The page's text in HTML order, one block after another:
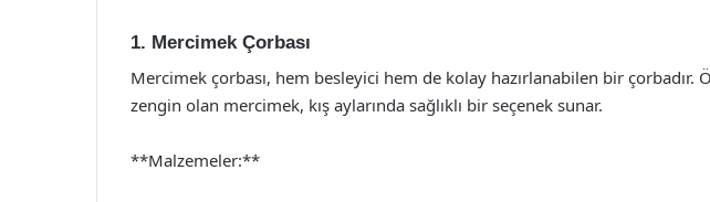
1. Mercimek Çorbası
Mercimek çorbası, hem besleyici hem de kolay hazırlanabilen bir çorbadır.
zengin olan mercimek, kış aylarında sağlıklı bir seçenek sunar.
**Malzemeler:**